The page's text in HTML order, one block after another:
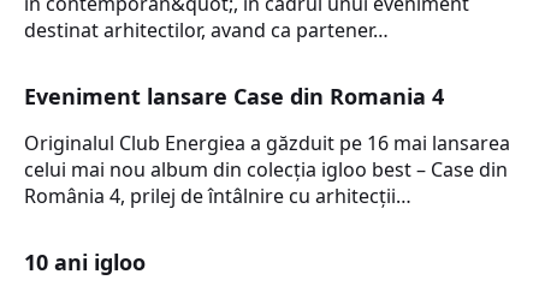
destinat arhitectilor, avand ca partener…
Eveniment lansare Case din Romania 4
Originalul Club Energiea a găzduit pe 16 mai lansarea
celui mai nou album din colecţia igloo best – Case din
România 4, prilej de întâlnire cu arhitecţii…
10 ani igloo